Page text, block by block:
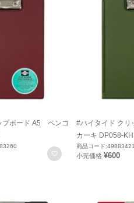
プボード A5 ペンコ
お気に入りに登録
#ハイタイド ク
カーキ DP058-KH
商品コード
小売価格 ¥600